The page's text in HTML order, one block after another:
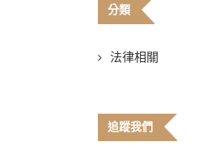
分類
法律相關
追蹤我們